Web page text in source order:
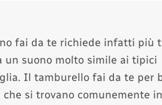
fai da te richiede infatti più
un suono molto simile ai tipici
Il tamburello fai da te per
si trovano comunemente